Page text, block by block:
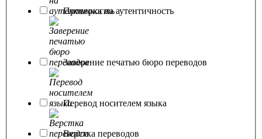
Проверка на аутентичность
Заверение печатью бюро переводов
Перевод носителем языка
Верстка переводов